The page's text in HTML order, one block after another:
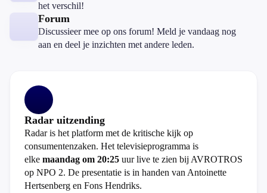
het verschil!
Forum
Discussieer mee op ons forum! Meld je vandaag nog
aan en deel je inzichten met andere leden.
Radar uitzending
Radar is het platform met de kritische kijk op
consumentenzaken. Het televisieprogramma is
elke maandag om 20:25 uur live te zien bij AVROTROS
op NPO 2. De presentatie is in handen van Antoinette
Hertsenberg en Fons Hendriks.